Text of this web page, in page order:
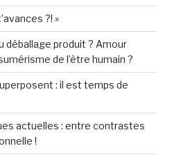
?! »
déballage produit ? Amour
de l’être humain ?
: il est temps de
actuelles : entre contrastes
!